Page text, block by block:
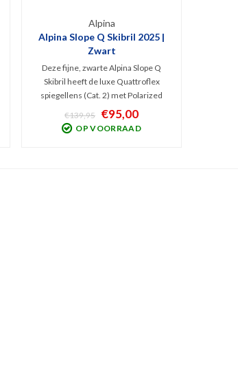
Alpina
Alpina Slope Q Skibril 2025 |
Zwart
Deze fijne, zwarte Alpina Slope Q
Skibril heeft de luxe Quattroflex
spiegellens (Cat. 2) met Polarized
filter tegen schitteringen. Het is een
medium-fit Frameless model met
cilindrisch design waarbij de lens
€139,95 €95,00
OP VOORRAAD